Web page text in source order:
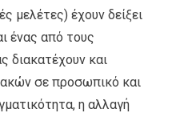
μελέτες) έχουν δείξει
ένας από τους
διακατέχουν και
σε προσωπικό και
η αλλαγή